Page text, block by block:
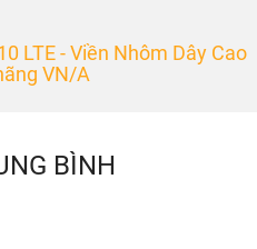
LTE - Viền Nhôm Dây Cao
VN/A
BÌNH